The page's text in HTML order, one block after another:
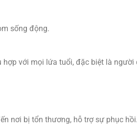
sống động.
với mọi lứa tuổi, đặc biệt là người
nơi bị tổn thương, hỗ trợ sự phục hồi.